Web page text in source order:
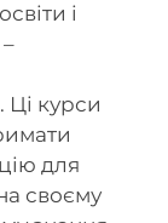
і
Ці курси
для
своєму